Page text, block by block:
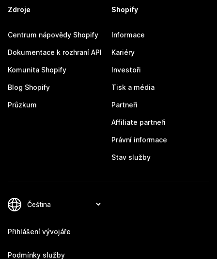
Zdroje
Centrum nápovědy Shopify
Dokumentace k rozhraní API
Komunita Shopify
Blog Shopify
Průzkum
Shopify
Informace
Kariéry
Investoři
Tisk a média
Partneři
Affiliate partneři
Právní informace
Stav služby
Přihlášení vývojáře
Podmínky služby